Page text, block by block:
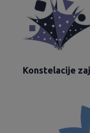
Konstelacije